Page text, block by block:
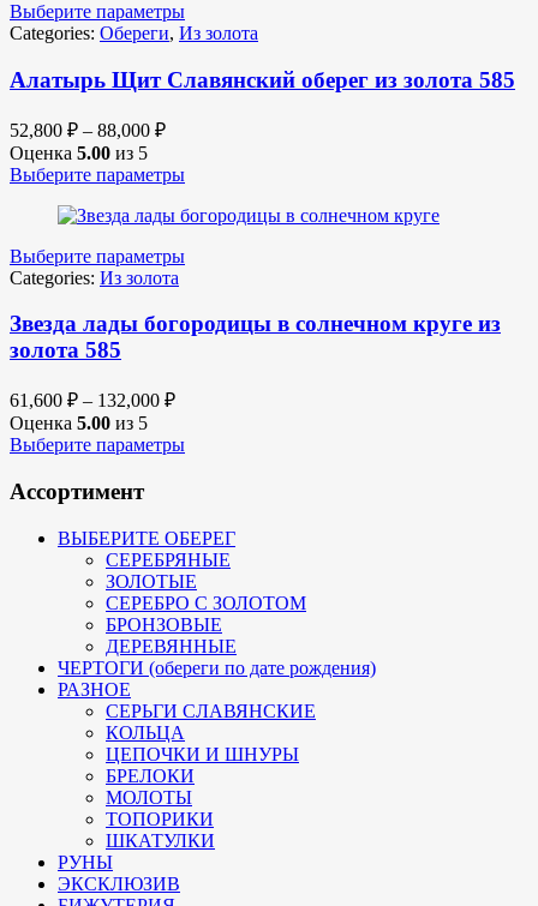
Выберите параметры
Categories: Обереги, Из золота
Алатырь Щит Славянский оберег из золота 585
52,800 ₽ – 88,000 ₽
Оценка 5.00 из 5
Выберите параметры
Выберите параметры
Categories: Из золота
Звезда лады богородицы в солнечном круге из
золота 585
61,600 ₽ – 132,000 ₽
Оценка 5.00 из 5
Выберите параметры
Ассортимент
ВЫБЕРИТЕ ОБЕРЕГ
СЕРЕБРЯНЫЕ
ЗОЛОТЫЕ
СЕРЕБРО С ЗОЛОТОМ
БРОНЗОВЫЕ
ДЕРЕВЯННЫЕ
ЧЕРТОГИ (обереги по дате рождения)
РАЗНОЕ
СЕРЬГИ СЛАВЯНСКИЕ
КОЛЬЦА
ЦЕПОЧКИ И ШНУРЫ
БРЕЛОКИ
МОЛОТЫ
ТОПОРИКИ
ШКАТУЛКИ
РУНЫ
ЭКСКЛЮЗИВ